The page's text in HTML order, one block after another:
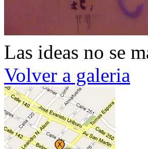
Las ideas no se
Volver a galeria